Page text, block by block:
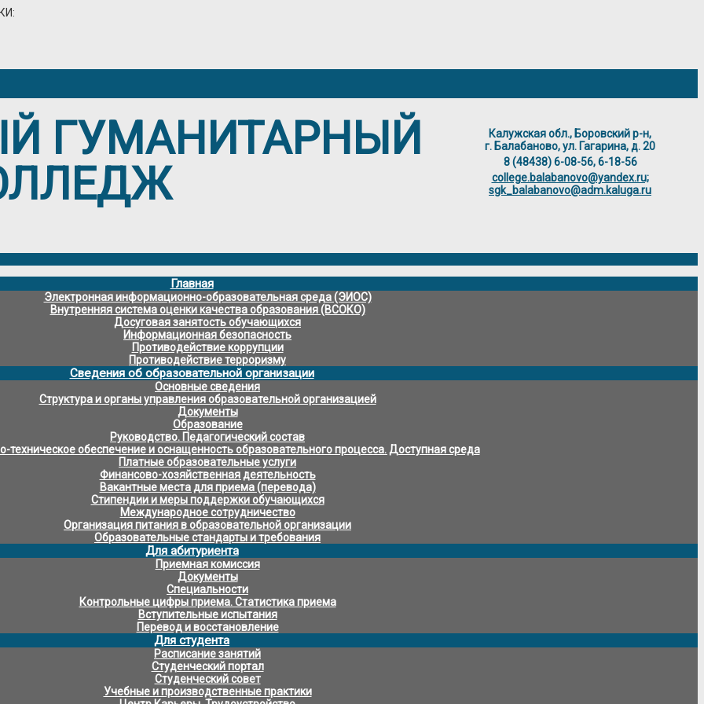
ГУМАНИТАРНЫЙ
Калужская обл., Боровский р-н,
г. Балабаново, ул. Гагарина, д. 20
8 (48438) 6-08-56, 6-18-56
college.balabanovo@yandex.ru;
sgk_balabanovo@adm.kaluga.ru
Главная
Электронная информационно-образовательная среда (ЭИОС)
Внутренняя система оценки качества образования (ВСОКО)
Досуговая занятость обучающихся
Информационная безопасность
Противодействие коррупции
Противодействие терроризму
Сведения об образовательной организации
Основные сведения
Структура и органы управления образовательной организацией
Документы
Образование
Руководство. Педагогический состав
техническое обеспечение и оснащенность образовательного процесса. Доступная среда
Платные образовательные услуги
Финансово-хозяйственная деятельность
Вакантные места для приема (перевода)
Стипендии и меры поддержки обучающихся
Международное сотрудничество
Организация питания в образовательной организации
Образовательные стандарты и требования
Для абитуриента
Приемная комиссия
Документы
Специальности
Контрольные цифры приема. Статистика приема
Вступительные испытания
Перевод и восстановление
Для студента
Расписание занятий
Студенческий портал
Студенческий совет
Учебные и производственные практики